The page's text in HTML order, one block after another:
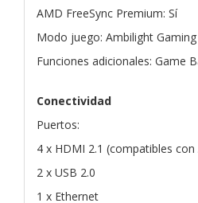
AMD FreeSync Premium: Sí
Modo juego: Ambilight
Funciones adicionales: Game
Conectividad
Puertos:
4 x HDMI 2.1 (compatibles con
2 x USB 2.0
1 x Ethernet